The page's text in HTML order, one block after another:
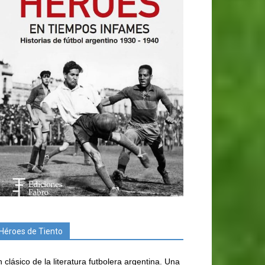
de Tiento
clásico de la literatura futbolera argentina. Una